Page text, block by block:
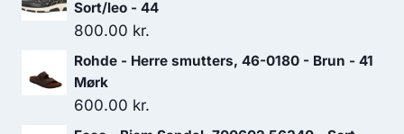
Sort/leo - 44
800.00 kr.
Rohde - Herre smutters, 46-0180 - Brun - 41
Mørk
600.00 kr.